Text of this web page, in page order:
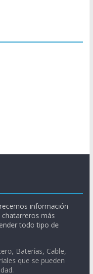
información
más
todo tipo de
Baterías, Cable,
que se pueden